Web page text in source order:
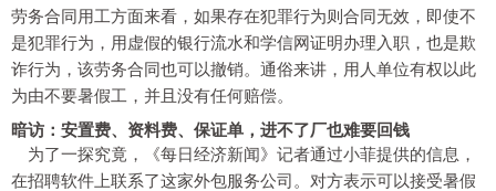
劳务合同用工方面来看，如果存在犯罪行为则合同无效，即使不
是犯罪行为，用虚假的银行流水和学信网证明办理入职，也是欺
诈行为，该劳务合同也可以撤销。通俗来讲，用人单位有权以此
为由不要暑假工，并且没有任何赔偿。
暗访：安置费、资料费、保证单，进不了厂也难要回钱
为了一探究竟，《每日经济新闻》记者通过小菲提供的信息，
在招聘软件上联系了这家外包服务公司。对方表示可以接受暑假